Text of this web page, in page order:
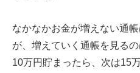
なかなかお金が増えない通
が、増えていく通帳を見る
10万円貯まったら、次は15